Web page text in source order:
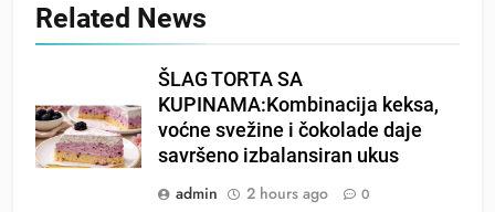
Related News
ŠLAG TORTA SA
KUPINAMA:Kombinacija keksa,
voćne svežine i čokolade daje
savršeno izbalansiran ukus
admin
2 hours ago 0